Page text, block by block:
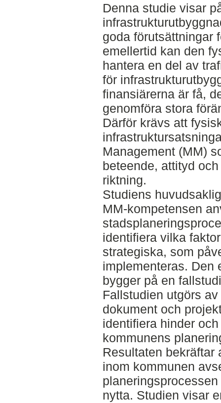
Denna studie visar
goda förutsättningar
emellertid kan den
hantera en del av
för
finansiärerna är få,
genomföra stora
Därför krävs att
Management (MM)
beteende, attityd
riktning.
Studiens
MM-kompetensen
identifiera vilka
strategiska, som
implementeras. Den
bygger på en
Fallstudien utgörs
dokument och
identifiera hinder
kommunens
Resultaten bekräftar
inom kommunen
nytta. Studien visar